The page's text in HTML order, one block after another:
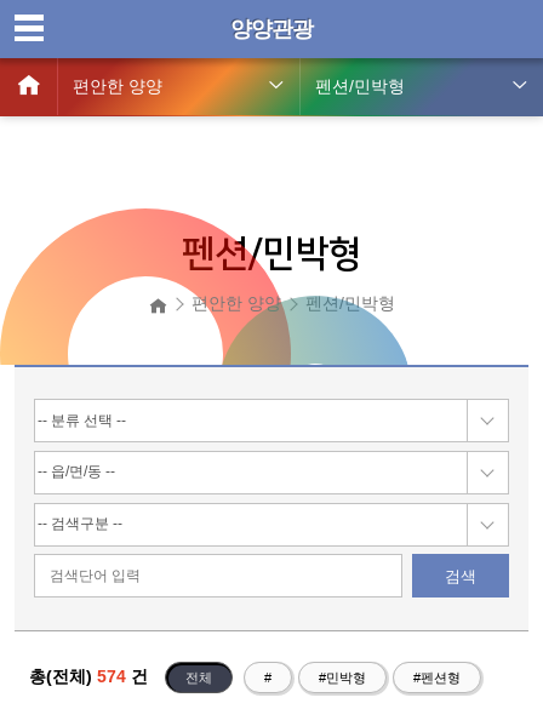
양양관광
편안한 양양 펜션/민박형
펜션/민박형
편안한 양양 펜션/민박형
검색
총(전체) 574 건 전체 # #민박형 #펜션형